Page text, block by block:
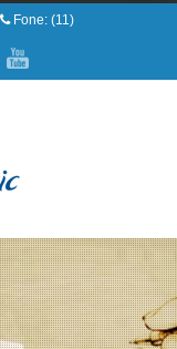
Fone: (11)